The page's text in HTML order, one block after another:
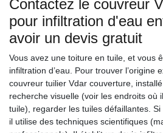
Contactez le couvreur
pour infiltration d'eau
avoir un devis gratuit
Vous avez une toiture en tuile, et vous
infiltration d’eau. Pour trouver l’origine
couvreur tuilier Vdar couverture,
recherche visuelle (voir les endroits où
tuile), regarder les tuiles défaillantes.
il utilise des techniques scientifiques